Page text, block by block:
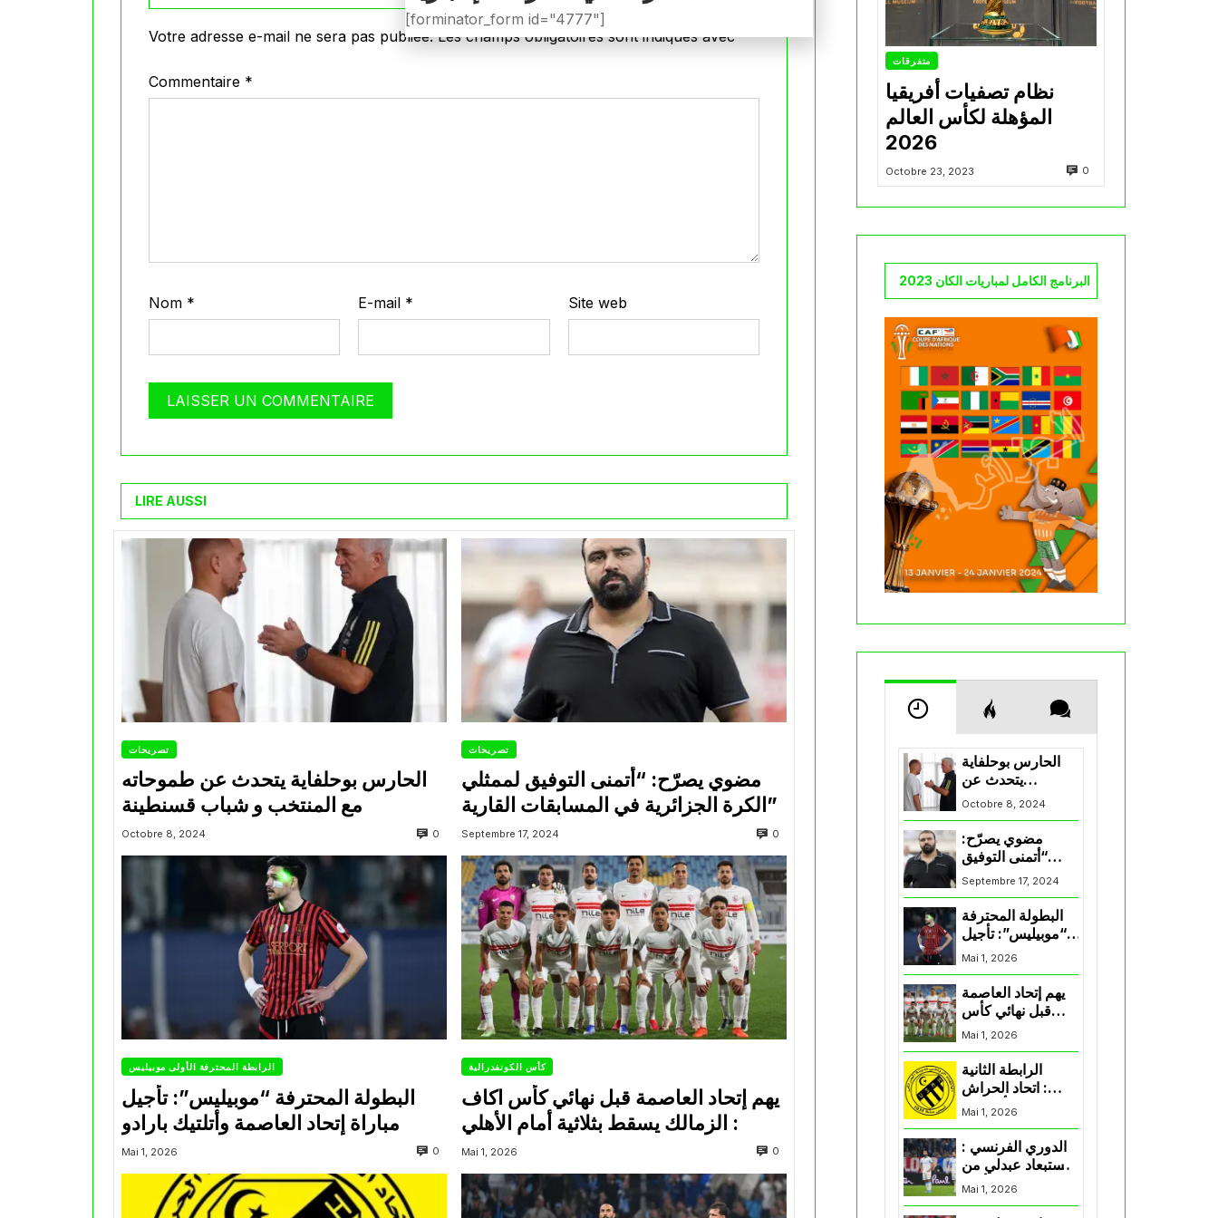
Votre adresse e-mail ne sera pas publiée. Les champs obligatoires sont indiqués avec*
Commentaire *
Nom * E-mail * Site web
LIRE AUSSI
تصريحات
الحارس بوحلفاية يتحدث عن طموحاته
مع المنتخب و شباب قسنطينة
Octobre 8, 2024 0
تصريحات
مضوي يصرّح: “أتمنى التوفيق لممثلي
الكرة الجزائرية في المسابقات القارية”
Septembre 17, 2024 0
الرابطة المحترفة الأولى موبيليس
البطولة المحترفة “موبيليس”: تأجيل
مباراة إتحاد العاصمة وأتلتيك بارادو
Mai 1, 2026 0
كأس الكونفدرالية
يهم إتحاد العاصمة قبل نهائي كأس اكاف
Mai 1, 2026 0
متفرقات
نظام تصفيات أفريقيا
المؤهلة لكأس العالم
2026
Octobre 23, 2023 0
البرنامج الكامل لمباريات الكان 2023
الحارس بوحلفاية
يتحدث عن
طموحاته مع
المنتخب و شباب
قسنطينة
Octobre 8, 2024
مضوي يصرّح:
“أتمنى التوفيق
لممثلي الكرة
الجزائرية في
Septembre 17, 2024
البطولة المحترفة
“موبيليس”: تأجيل
مباراة إتحاد
العاصمة وأتلتيك
بارادو
Mai 1, 2026
يهم إتحاد العاصمة
قبل نهائي كأس
اكاف : الزمالك
يسقط بثلاثية أمام
Mai 1, 2026
الرابطة الثانية
: اتحاد الحراش
يحسم التأهل إلى
“البلاي أوف”
Mai 1, 2026
الدوري الفرنسي :
استبعاد عبدلي من
قائمة مرسيليا أمام
Mai 1, 2026
[forminator_form id="4777"]